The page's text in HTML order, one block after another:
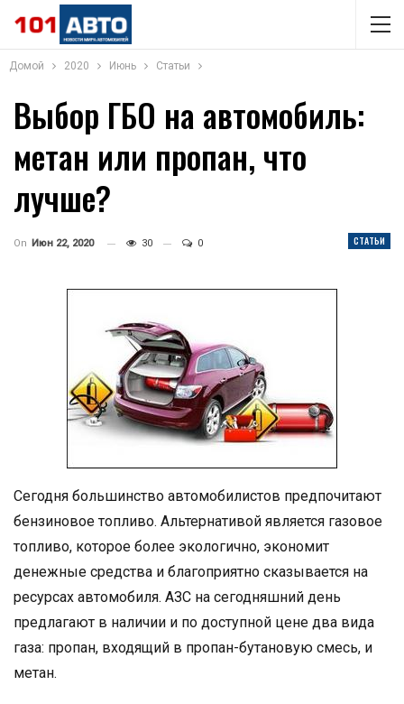
Домой 2020 Июнь Статьи
Выбор ГБО на автомобиль:
метан или пропан, что
лучше?
СТАТЬИ
On Июн 22, 2020 30 0
Сегодня большинство автомобилистов предпочитают
бензиновое топливо. Альтернативой является газовое
топливо, которое более экологично, экономит
денежные средства и благоприятно сказывается на
ресурсах автомобиля. АЗС на сегодняшний день
предлагают в наличии и по доступной цене два вида
газа: пропан, входящий в пропан-бутановую смесь, и
метан.